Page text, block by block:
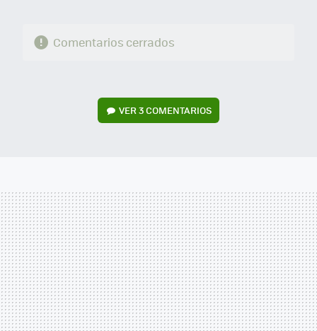
Comentarios cerrados
VER3 COMENTARIOS